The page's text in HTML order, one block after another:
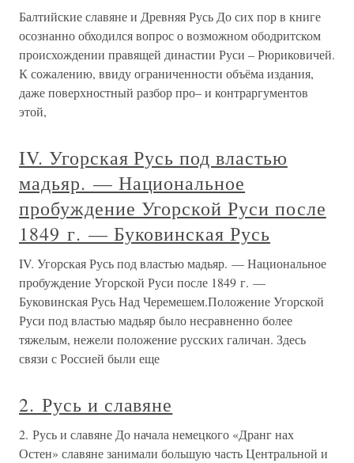
Балтийские славяне и Древняя Русь До сих пор в книге
осознанно обходился вопрос о возможном ободритском
происхождении правящей династии Руси – Рюриковичей.
К сожалению, ввиду ограниченности объёма издания,
даже поверхностный разбор про– и контраргументов
этой,
IV. Угорская Русь под властью
мадьяр. — Национальное
пробуждение Угорской Руси после
1849 г. — Буковинская Русь
IV. Угорская Русь под властью мадьяр. — Национальное
пробуждение Угорской Руси после 1849 г. —
Буковинская Русь Над Черемешем.Положение Угорской
Руси под властью мадьяр было несравненно более
тяжелым, нежели положение русских галичан. Здесь
связи с Россией были еще
2. Русь и славяне
2. Русь и славяне До начала немецкого «Дранг нах
Остен» славяне занимали большую часть Центральной и